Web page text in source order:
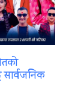
सार्वजनिक